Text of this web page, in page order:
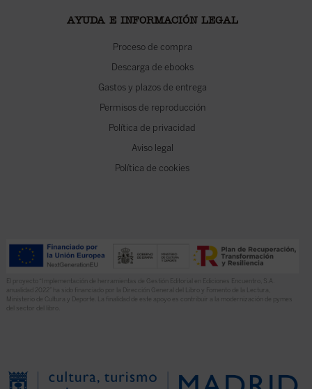
AYUDA E INFORMACIÓN LEGAL
Proceso de compra
Descarga de ebooks
Gastos y plazos de entrega
Permisos de reproducción
Política de privacidad
Aviso legal
Política de cookies
El proyecto “Implementación de herramientas de Gestión Editorial en Ediciones Encuentro, S.A.
anualidad 2022” ha sido financiado por la Dirección General del Libro y Fomento de la Lectura,
Ministerio de Cultura y Deporte. La finalidad de este apoyo es contribuir a la modernización de pymes
del sector del libro.